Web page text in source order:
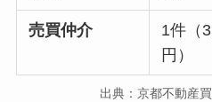
売買仲介
1件（
円）
出典：京都不動産